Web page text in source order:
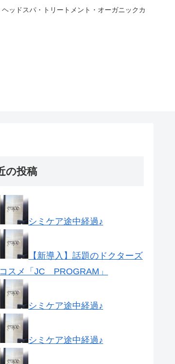
ッドスパ・トリートメント・オーガニックカ
の投稿
シミケア途中経過♪
【新導入】話題のドクターズ
コスメ「JC PROGRAM」
シミケア途中経過♪
シミケア途中経過♪